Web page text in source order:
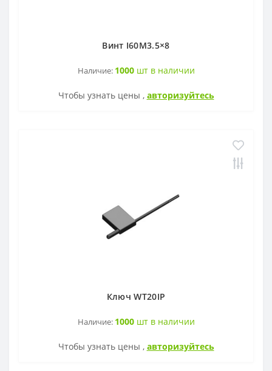
Винт I60M3.5×8
Наличие: 1000шт в наличии
Чтобы узнать цены , авторизуйтесь
Ключ WT20IP
Наличие: 1000шт в наличии
Чтобы узнать цены , авторизуйтесь